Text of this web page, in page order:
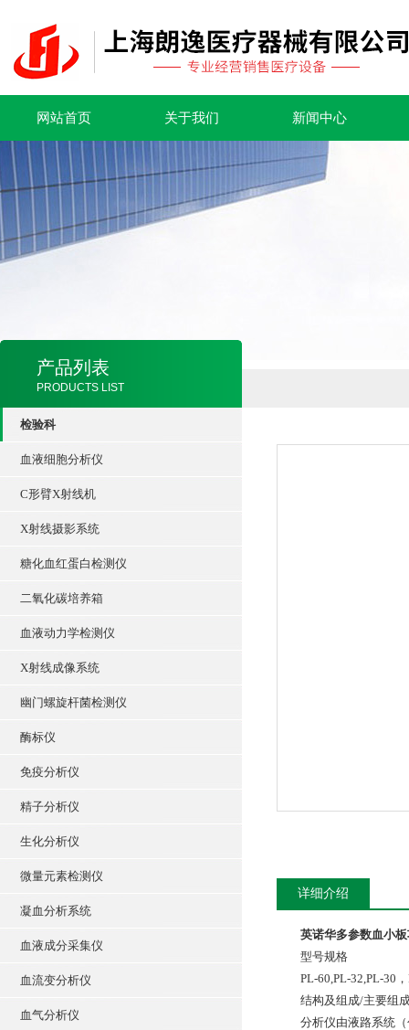
网站首页 关于我们 新闻中心
产品列表
PRODUCTS LIST
检验科
血液细胞分析仪
C形臂X射线机
X射线摄影系统
糖化血红蛋白检测仪
二氧化碳培养箱
血液动力学检测仪
X射线成像系统
幽门螺旋杆菌检测仪
酶标仪
免疫分析仪
精子分析仪
生化分析仪
微量元素检测仪
凝血分析系统
血液成分采集仪
血流变分析仪
血气分析仪
详细介绍
英诺华多参数血小
型号规格
PL-60,PL-32,PL-30
结构及组成/主要组
分析仪由液路系统